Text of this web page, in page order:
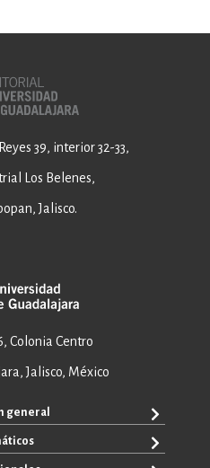
39, interior 32-33,
Los Belenes,
Jalisco.
Colonia Centro
Jalisco, México
general